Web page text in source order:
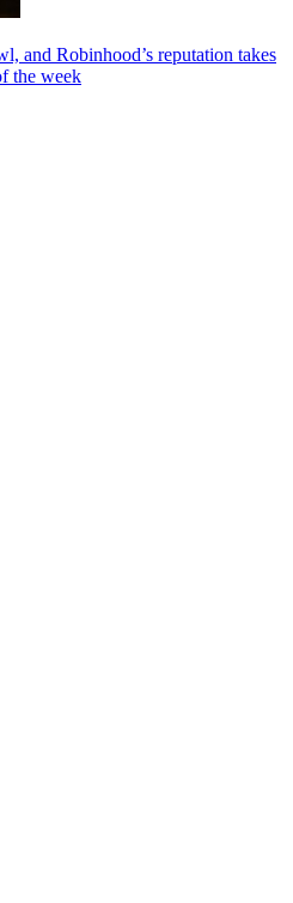
and Robinhood’s reputation takes
the week